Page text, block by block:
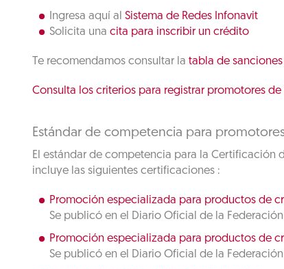
Ingresa aquí alSistema de Redes Infonavit
Solicita unacita para inscribir un crédito
Te recomendamos consultar la tabla de sanciones
Consulta los criterios para registrar promotores de
Estándar de competencia para
El estándar de competencia para la Certificación
incluye las siguientes certificaciones :
Promoción especializada para productos de
Se publicó en el Diario Oficial de la
Promoción especializada para productos de
Se publicó en el Diario Oficial de la Federación